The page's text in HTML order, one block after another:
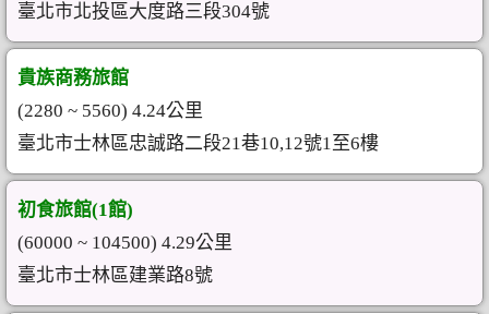
臺北市北投區大度路三段304號
貴族商務旅館
(2280 ~ 5560) 4.24公里
臺北市士林區忠誠路二段21巷10,12號1至6樓
初食旅館(1館)
(60000 ~ 104500) 4.29公里
臺北市士林區建業路8號